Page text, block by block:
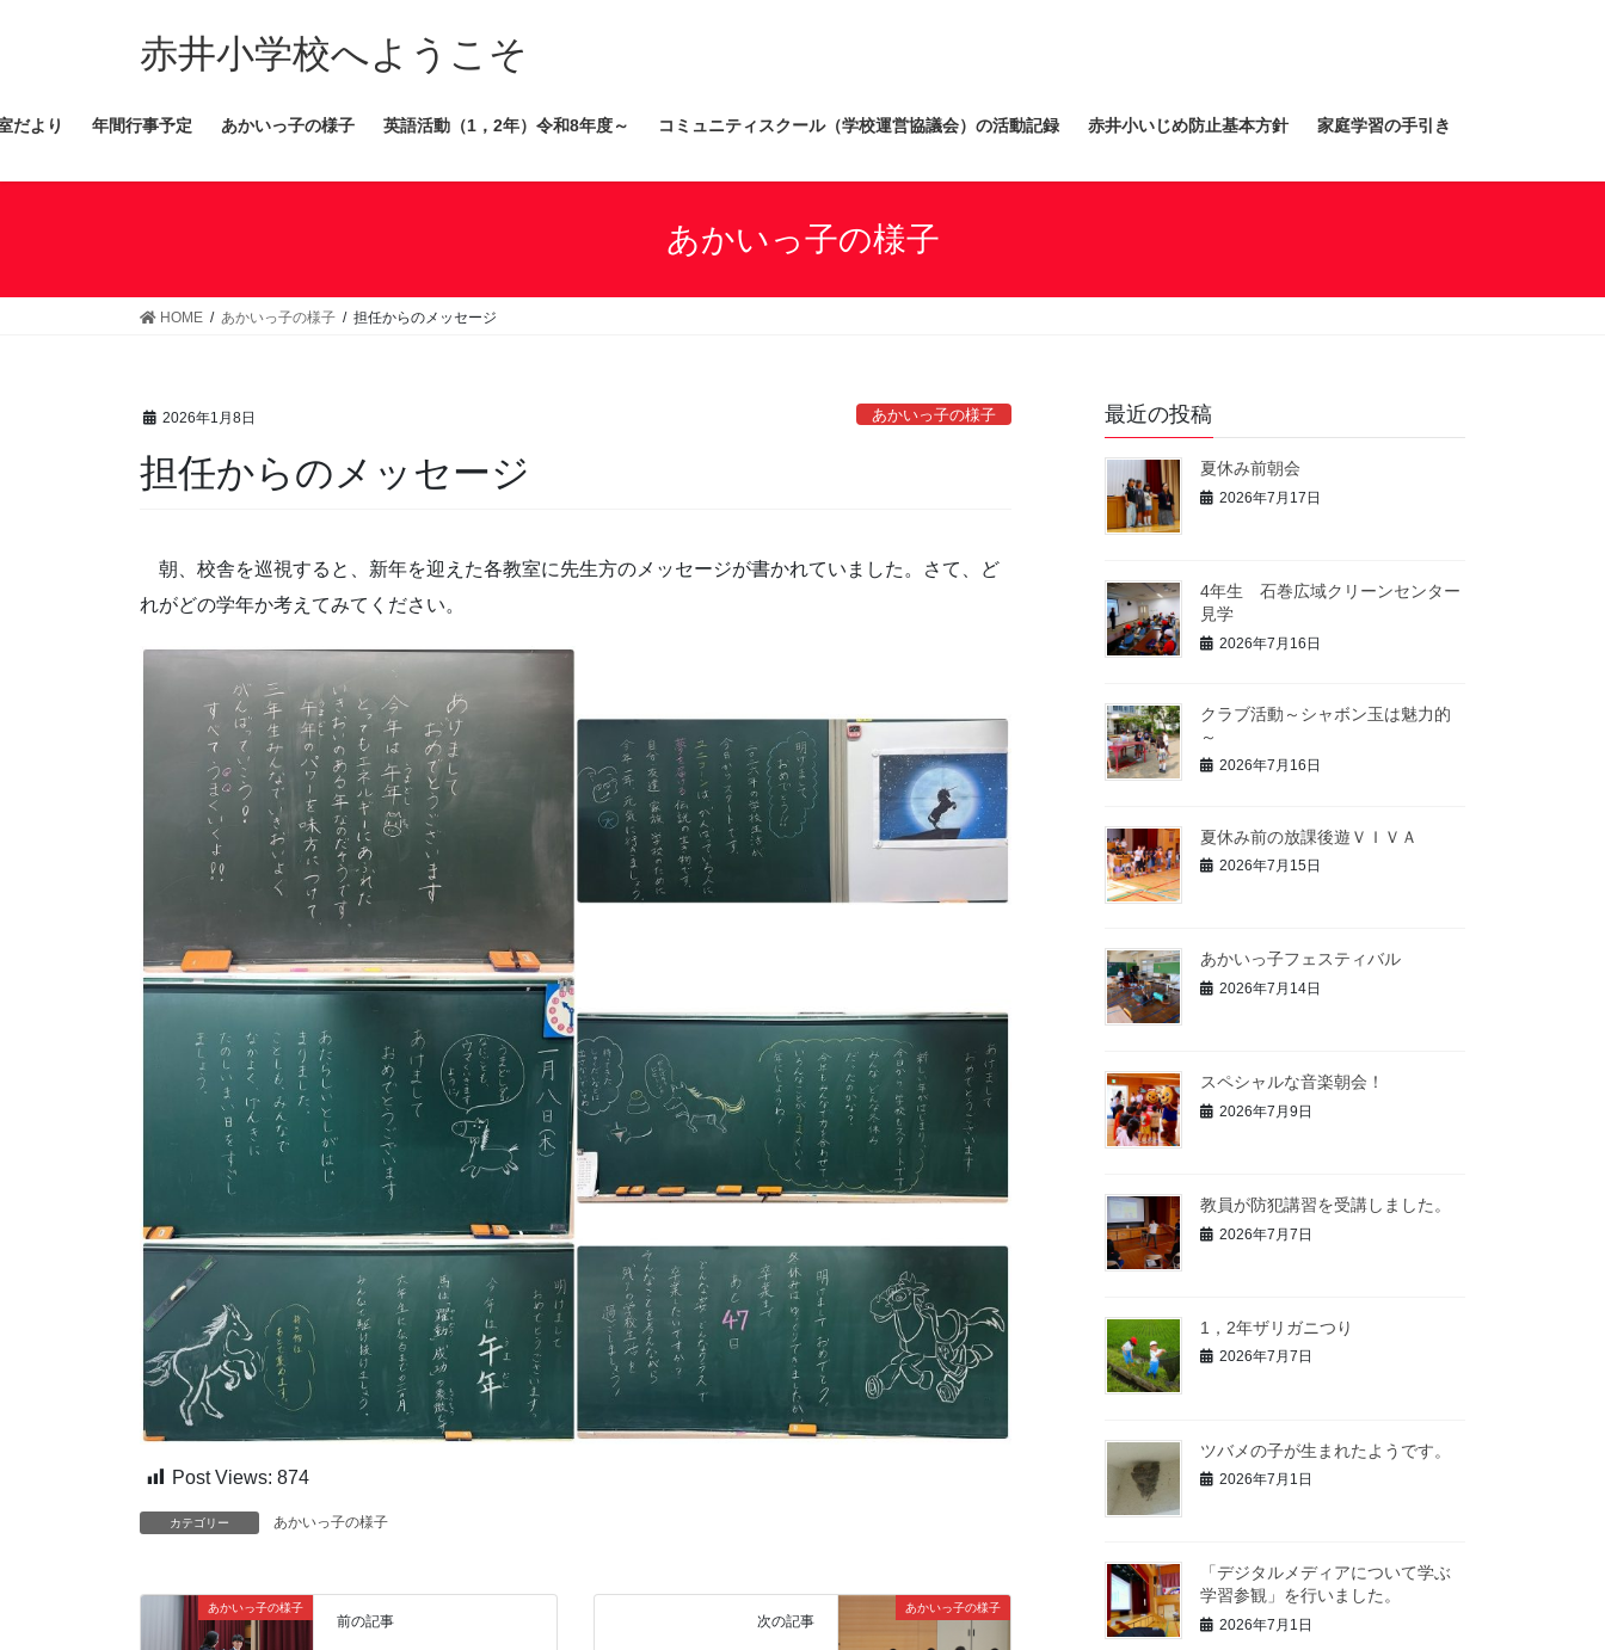
ツ
ス
シ
ン
赤井小学校へようこそ
だより 年間行事予定 あかいっ子の様子 英語活動（1，2年）令和8年度～ コミュニティスクール（学校運営協議会）の活動記録 赤井小いじめ防止基本方針 家庭学習の手引き
あかいっ子の様子
HOME あかいっ子の様子 担任からのメッセージ
2026年1月8日 あかいっ子の様子
担任からのメッセージ
朝、校舎を巡視すると、新年を迎えた各教室に先生方のメッセージが書かれていました。さて、ど
れがどの学年か考えてみてください。
Post Views: 874
カテゴリー あかいっ子の様子
あかいっ子の様子
前の記事
あかいっ子の様子
次の記事
最近の投稿
夏休み前朝会
2026年7月17日
4年生 石巻広域クリーンセンター
見学
2026年7月16日
クラブ活動～シャボン玉は魅力的
～
2026年7月16日
夏休み前の放課後遊ＶＩＶＡ
2026年7月15日
あかいっ子フェスティバル
2026年7月14日
スペシャルな音楽朝会！
2026年7月9日
教員が防犯講習を受講しました。
2026年7月7日
1，2年ザリガニつり
2026年7月7日
ツバメの子が生まれたようです。
2026年7月1日
「デジタルメディアについて学ぶ
学習参観」を行いました。
2026年7月1日